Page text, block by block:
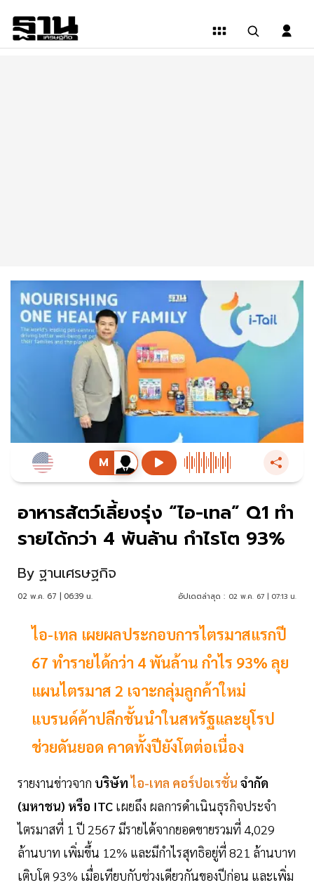
อาหารสัตว์เลี้ยงรุ่ง “ไอ-เทล” Q1 ทำ
รายได้กว่า 4 พันล้าน กำไรโต 93%
By ฐานเศรษฐกิจ
02 พ.ค. 67 | 06:39 น. อัปเดตล่าสุด : 02 พ.ค. 67 | 07:13 น.
ไอ-เทล เผยผลประกอบการไตรมาสแรกปี
67 ทำรายได้กว่า 4 พันล้าน กำไร 93% ลุย
แผนไตรมาส 2 เจาะกลุ่มลูกค้าใหม่
แบรนด์ค้าปลีกชั้นนำในสหรัฐและยุโรป
ช่วยดันยอด คาดทั้งปียังโตต่อเนื่อง
รายงานข่าวจาก บริษัทไอ-เทล คอร์ปอเรชั่น จำกัด
(มหาชน) หรือ ITC เผยถึง ผลการดำเนินธุรกิจประจำ
ไตรมาสที่ 1 ปี 2567 มีรายได้จากยอดขายรวมที่ 4,029
ล้านบาท เพิ่มขึ้น 12% และมีกำไรสุทธิอยู่ที่ 821 ล้านบาท
เติบโต 93% เมื่อเทียบกับช่วงเดียวกันของปีก่อน และเพิ่ม